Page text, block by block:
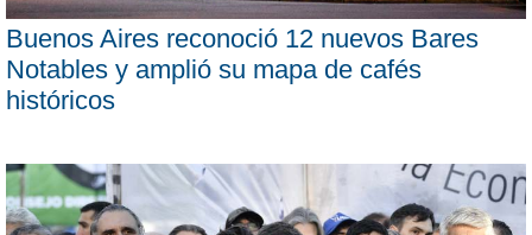
Buenos Aires reconoció 12 nuevos Bares
Notables y amplió su mapa de cafés
históricos